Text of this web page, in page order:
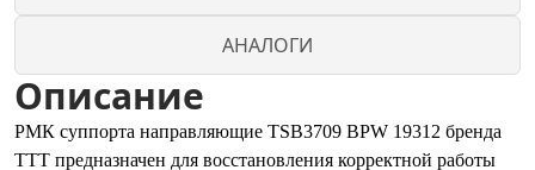
АНАЛОГИ
Описание
РМК суппорта направляющие TSB3709 BPW 19312 бренда
TTT предназначен для восстановления корректной работы